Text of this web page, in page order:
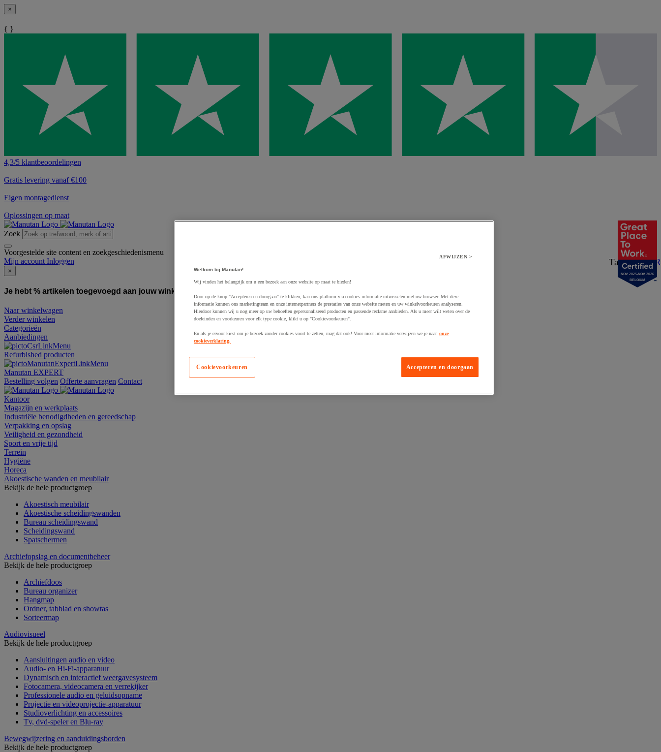
×
{ }
4,3/5 klantbeoordelingen
Gratis levering vanaf €100
Eigen montagedienst
Oplossingen op maat
Zoek
Voorgestelde site content en zoekgeschiedenismenu
Taal:NL/FR
Mijn account Inloggen
×
Je hebt % artikelen toegevoegd aan jouw winkelwagen:
Naar winkelwagen
Verder winkelen
Categorieën
Aanbiedingen
Refurbished producten
Manutan EXPERT
Bestelling volgen Offerte aanvragen Contact
Kantoor
Magazijn en werkplaats
Industriële benodigdheden en gereedschap
Verpakking en opslag
Veiligheid en gezondheid
Sport en vrije tijd
Terrein
Hygiëne
Horeca
Akoestische wanden en meubilair
Bekijk de hele productgroep
Akoestisch meubilair
Akoestische scheidingswanden
Bureau scheidingswand
Scheidingswand
Spatschermen
Archiefopslag en documentbeheer
Bekijk de hele productgroep
Archiefdoos
Bureau organizer
Hangmap
Ordner, tabblad en showtas
Sorteermap
Audiovisueel
Bekijk de hele productgroep
Aansluitingen audio en video
Audio- en Hi-Fi-apparatuur
Dynamisch en interactief weergavesysteem
Fotocamera, videocamera en verrekijker
Professionele audio en geluidsopname
Projectie en videoprojectie-apparatuur
Studioverlichting en accessoires
Tv, dvd-speler en Blu-ray
Bewegwijzering en aanduidingsborden
Bekijk de hele productgroep
NOV 2025-NOV 2026
BELGIUM
AFWIJZEN >
Welkom bij Manutan!
Wij vinden het belangrijk om u een bezoek aan onze website op maat te bieden!
Door op de knop "Accepteren en doorgaan" te klikken, kan ons platform via cookies informatie uitwisselen met uw browser. Met deze
informatie kunnen ons marketingteam en onze internetpartners de prestaties van onze website meten en uw winkelvoorkeuren analyseren.
Hierdoor kunnen wij u nog meer op uw behoeften gepersonaliseerd producten en passende reclame aanbieden. Als u meer wilt weten over de
doeleinden en voorkeuren voor elk type cookie, klikt u op "Cookievoorkeuren".
En als je ervoor kiest om je bezoek zonder cookies voort te zetten, mag dat ook! Voor meer informatie verwijzen we je naar onze
cookieverklaring.
Accepteren en doorgaan
Cookievoorkeuren